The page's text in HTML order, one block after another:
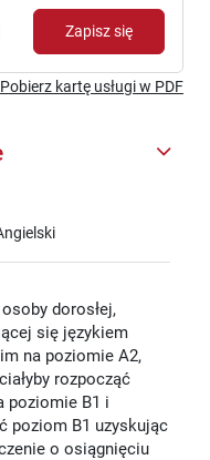
Zapisz się
Pobierz kartę usługi w PDF
dorosłej,
się językiem
na poziomie A2,
rozpocząć
poziomie B1 i
poziom B1 uzyskując
o osiągnięciu